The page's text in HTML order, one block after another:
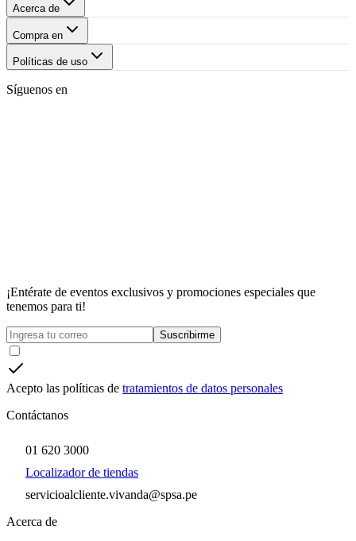
Acerca de
Compra en
Políticas de uso
Síguenos en
¡Entérate de eventos exclusivos y promociones especiales que
tenemos para ti!
Suscribirme
Acepto las políticas de tratamientos de datos personales
Contáctanos
01 620 3000
Localizador de tiendas
servicioalcliente.vivanda@spsa.pe
Acerca de